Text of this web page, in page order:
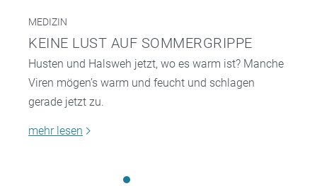
MEDIZIN
KEINE LUST AUF SOMMERGRIPPE
Husten und Halsweh jetzt, wo es warm ist? Manche
Viren mögen’s warm und feucht und schlagen
gerade jetzt zu.
mehr lesen